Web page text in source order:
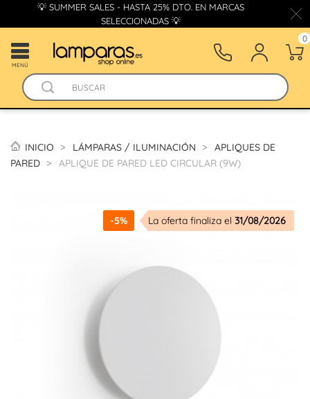
💡 SUMMER SALES - HASTA 25% DTO. EN MARCAS
SELECCIONADAS 💡
MENÚ
0
INICIO LÁMPARAS / ILUMINACIÓN
APLIQUES DE
PARED
APLIQUE DE PARED LED CIRCULAR (9W)
-5% La oferta finaliza el 31/08/2026